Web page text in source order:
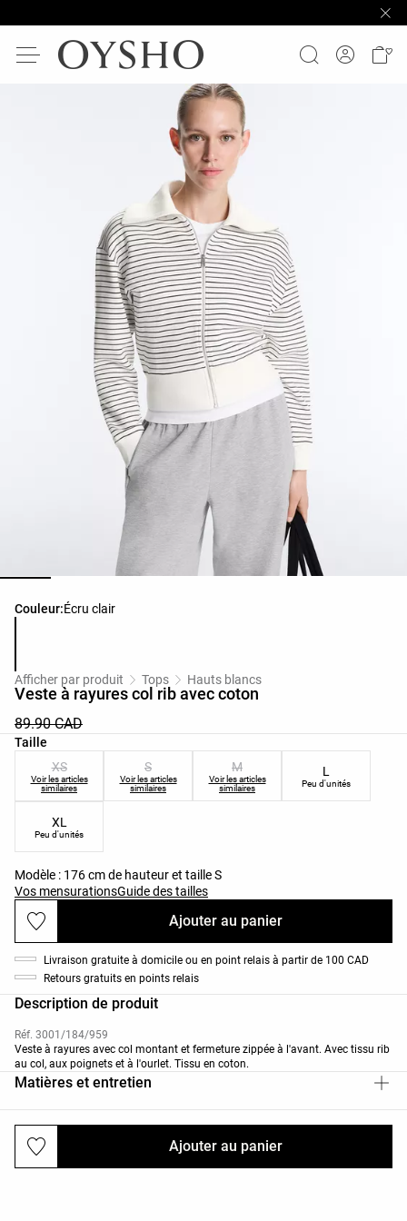
Couleur:Écru clair
Liste des couleurs du produit
Afficher par produit Tops Hauts blancs
Veste à rayures col rib avec coton
89.90 CAD
Taille
Liste des tailles du produit
XS
Voir les articles
similaires
S
Voir les articles
similaires
M
Voir les articles
similaires
L
Peu d'unités
XL
Peu d'unités
Modèle : 176 cm de hauteur et taille S
Vos mensurationsGuide des tailles
Ajouter au panier
Ajouter au panier
Livraison gratuite à domicile ou en point relais à partir de 100 CAD
Retours gratuits en points relais
Description de produit
Réf. 3001/184/959
Veste à rayures avec col montant et fermeture zippée à l'avant. Avec tissu rib
au col, aux poignets et à l'ourlet. Tissu en coton.
Matières et entretien
Livraisons et retours